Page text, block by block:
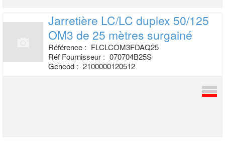
Jarretière LC/LC duplex 50/125
OM3 de 25 mètres surgainé
Référence : FLCLCOM3FDAQ25
Réf Fournisseur : 070704B25S
Gencod : 2100000120512